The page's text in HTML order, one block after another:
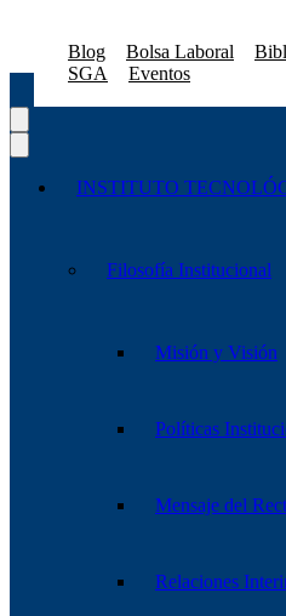
Blog Bolsa Laboral
SGA
Eventos
INSTITUTO
Filosofía Institucional
Misión y Visión
Políticas
Mensaje del
Relaciones